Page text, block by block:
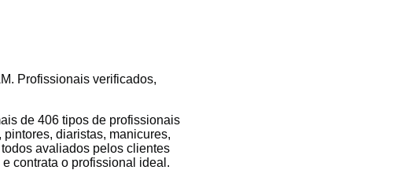
Profissionais verificados,
de 406 tipos de profissionais
diaristas, manicures,
avaliados pelos clientes
contrata o profissional ideal.